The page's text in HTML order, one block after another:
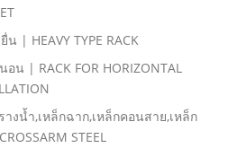
| HEAVY TYPE RACK
น | RACK FOR HORIZONTAL
างนํ้า,เหล็กฉาก,เหล็กคอนสาย,เหล็ก
STEEL